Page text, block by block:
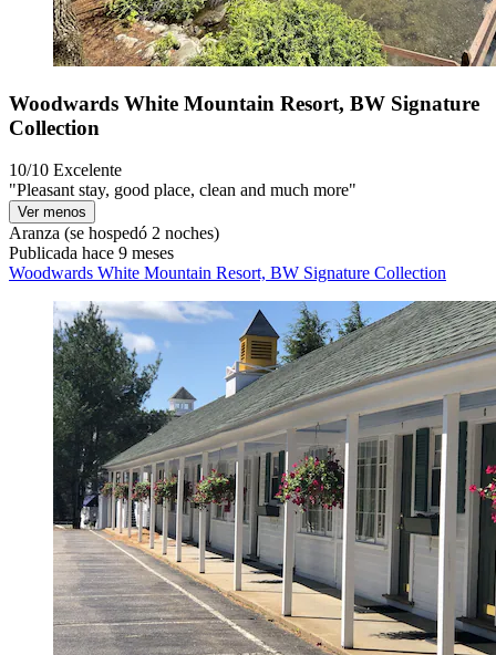
Woodwards White Mountain Resort, BW Signature
Collection
10/10 Excelente
"Pleasant stay, good place, clean and much more"
Ver menos
Aranza (se hospedó 2 noches)
Publicada hace 9 meses
Woodwards White Mountain Resort, BW Signature Collection